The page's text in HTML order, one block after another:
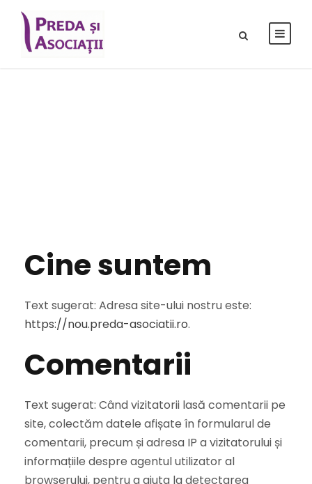
Cine suntem
Text sugerat: Adresa site-ului nostru este:
https://nou.preda-asociatii.ro.
Comentarii
Text sugerat: Când vizitatorii lasă comentarii pe
site, colectăm datele afișate în formularul de
comentarii, precum și adresa IP a vizitatorului și
informațiile despre agentul utilizator al
browserului, pentru a ajuta la detectarea